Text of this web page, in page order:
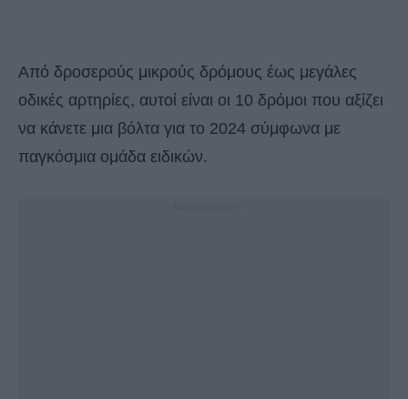
Από δροσερούς μικρούς δρόμους έως μεγάλες
οδικές αρτηρίες, αυτοί είναι οι 10 δρόμοι που αξίζει
να κάνετε μια βόλτα για το 2024 σύμφωνα με
παγκόσμια ομάδα ειδικών.